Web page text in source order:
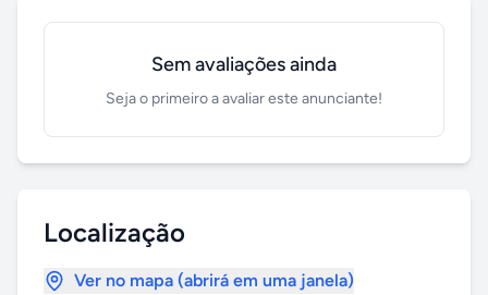
Sem avaliações ainda
Seja o primeiro a avaliar este anunciante!
Localização
Ver no mapa (abrirá em uma janela)